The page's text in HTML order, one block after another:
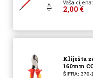
Vaša cijena:
2,00 €
Kliješta
160mm
ŠIFRA: 370-